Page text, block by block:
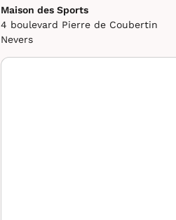
Maison des Sports
4 boulevard Pierre de Coubertin
Nevers